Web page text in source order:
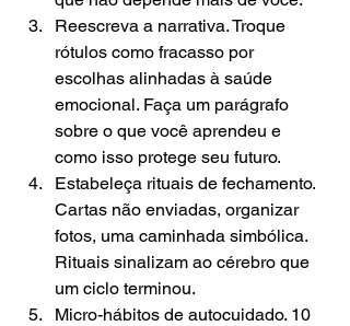
Reescreva a narrativa. Troque
rótulos como fracasso por
escolhas alinhadas à saúde
emocional. Faça um parágrafo
sobre o que você aprendeu e
como isso protege seu futuro.
Estabeleça rituais de fechamento.
Cartas não enviadas, organizar
fotos, uma caminhada simbólica.
Rituais sinalizam ao cérebro que
um ciclo terminou.
Micro-hábitos de autocuidado. 10